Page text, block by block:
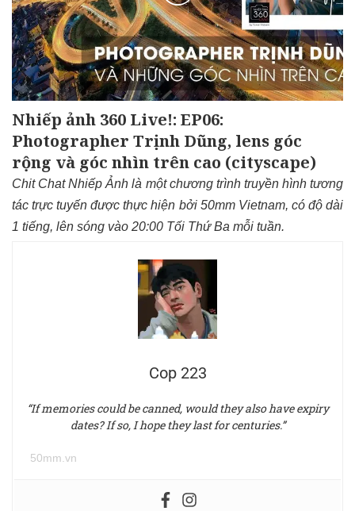
Nhiếp ảnh 360 Live!: EP06:
Photographer Trịnh Dũng, lens góc
rộng và góc nhìn trên cao (cityscape)
Chit Chat Nhiếp Ảnh là một chương trình truyền hình tương
tác trực tuyến được thực hiện bởi 50mm Vietnam, có độ dài
1 tiếng, lên sóng vào 20:00 Tối Thứ Ba mỗi tuần.
Cop 223
“If memories could be canned, would they also have expiry
dates? If so, I hope they last for centuries.”
50mm.vn